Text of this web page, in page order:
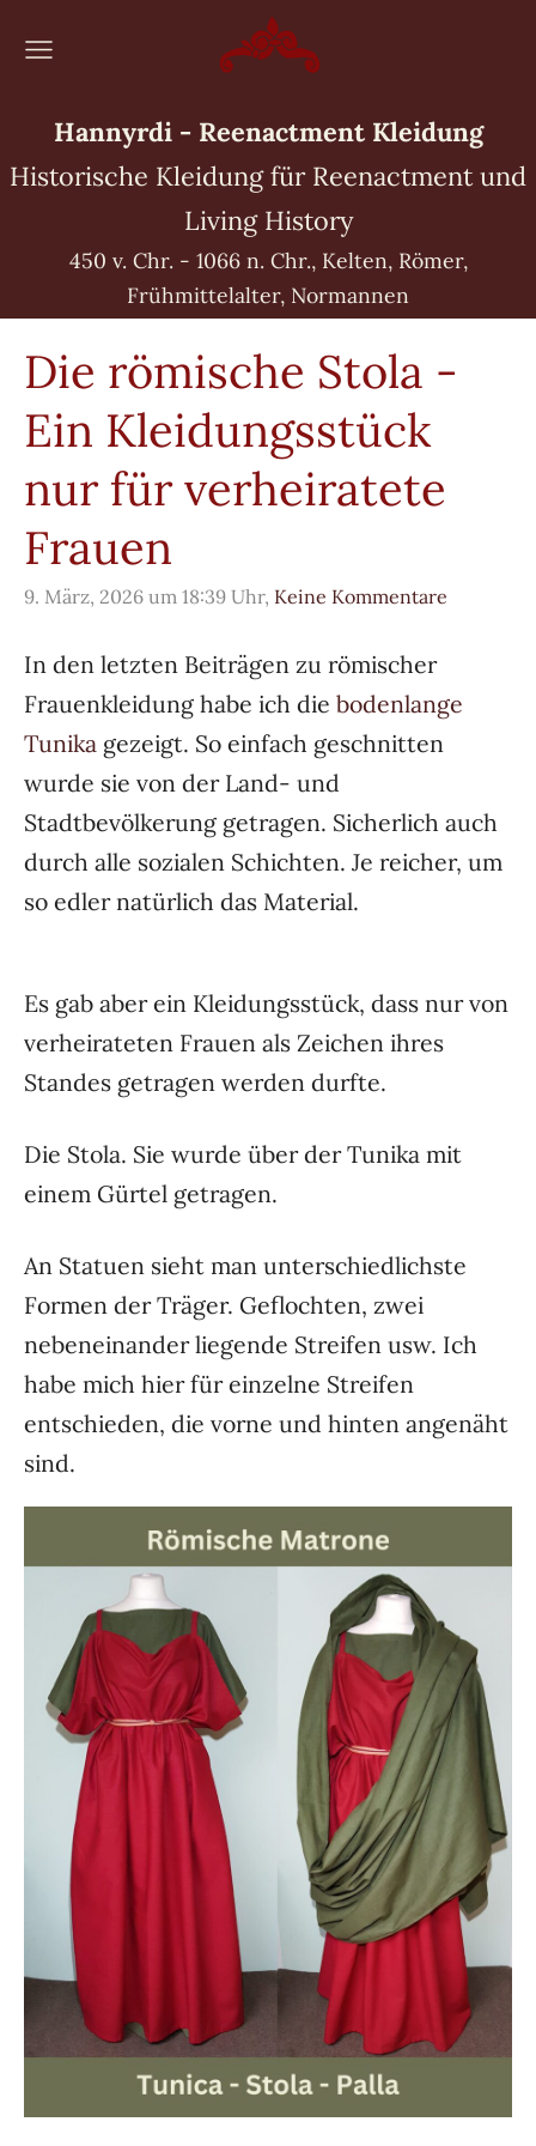
Hannyrdi - Reenactment Kleidung
Historische Kleidung für Reenactment und
Living History
450 v. Chr. - 1066 n. Chr., Kelten, Römer,
Frühmittelalter, Normannen
Die römische Stola -
Ein Kleidungsstück
nur für verheiratete
Frauen
9. März, 2026 um 18:39 Uhr, Keine Kommentare
In den letzten Beiträgen zu römischer
Frauenkleidung habe ich die bodenlange
Tunika gezeigt. So einfach geschnitten
wurde sie von der Land- und
Stadtbevölkerung getragen. Sicherlich auch
durch alle sozialen Schichten. Je reicher, um
so edler natürlich das Material.
Es gab aber ein Kleidungsstück, dass nur von
verheirateten Frauen als Zeichen ihres
Standes getragen werden durfte.
Die Stola. Sie wurde über der Tunika mit
einem Gürtel getragen.
An Statuen sieht man unterschiedlichste
Formen der Träger. Geflochten, zwei
nebeneinander liegende Streifen usw. Ich
habe mich hier für einzelne Streifen
entschieden, die vorne und hinten angenäht
sind.